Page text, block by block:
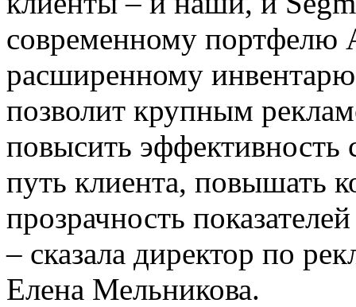
современному портфелю
расширенному
позволит крупным
повысить эффективность
путь клиента, повышать
прозрачность
– сказала директор по
Елена Мельникова.